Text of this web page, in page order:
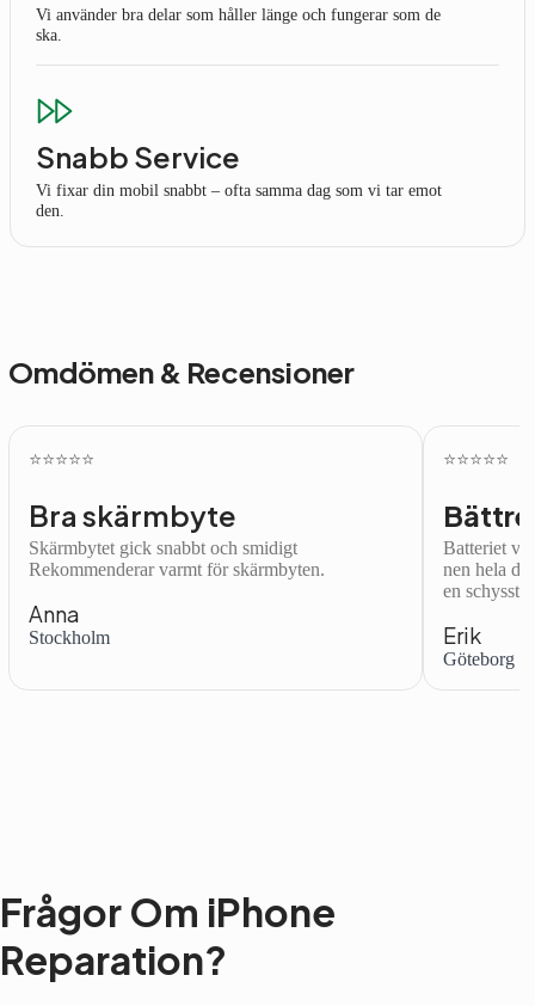
Vi använder bra delar som håller länge och fungerar som de
ska.
Snabb Service
Vi fixar din mobil snabbt – ofta samma dag som vi tar emot
den.
Omdömen & Recensioner
⭐️⭐️⭐️⭐️⭐️
Bra skärmbyte
Skärmbytet gick snabbt och smidigt
Rekommenderar varmt för skärmbyten.
Anna
Stockholm
⭐️⭐️⭐️⭐️⭐️
Batteriet
nen hela
en schysst.
Erik
Göteborg
Frågor Om iPhone
Reparation?